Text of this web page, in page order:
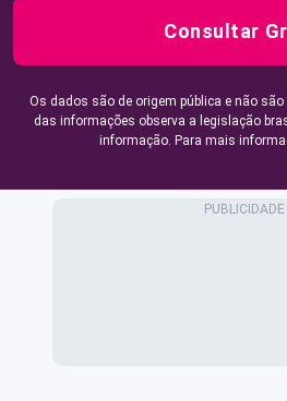
Consultar
Os dados são de origem pública e não
das informações observa a legislação
informação. Para mais